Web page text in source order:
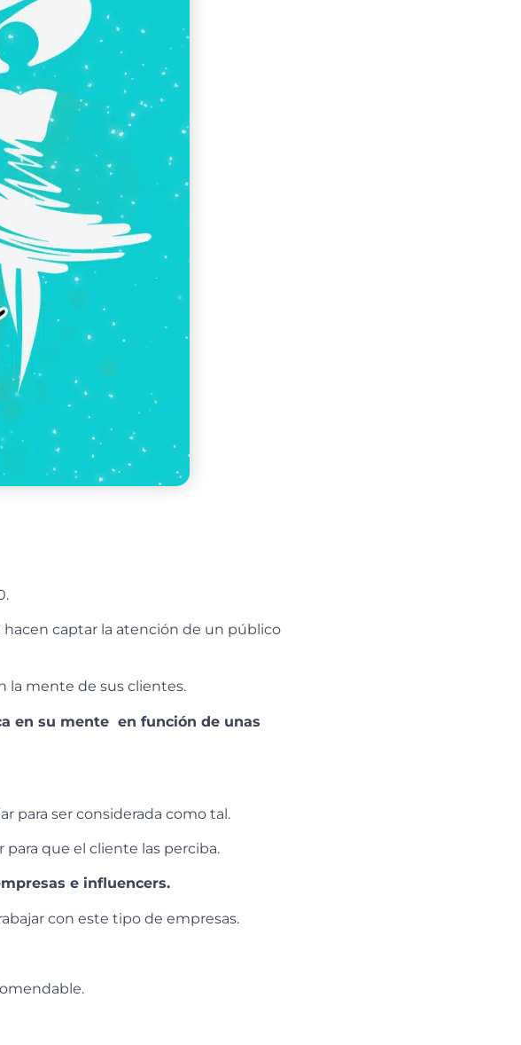
captar la atención de un público
la mente de sus clientes.
en su mente en función de unas
para ser considerada como tal.
que el cliente las perciba.
e influencers.
con este tipo de empresas.